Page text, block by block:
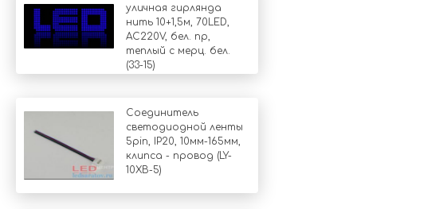
уличная гирлянда
нить 10+1,5м, 70LED,
AC220V, бел. пр,
теплый с мерц. бел.
(33-15)
Соединитель
светодиодной ленты
5pin, IP20, 10мм-165мм,
клипса - провод (LY-
10XB-5)